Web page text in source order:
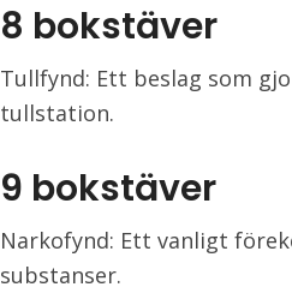
8 bokstäver
Tullfynd: Ett beslag som
tullstation.
9 bokstäver
Narkofynd: Ett vanligt
substanser.